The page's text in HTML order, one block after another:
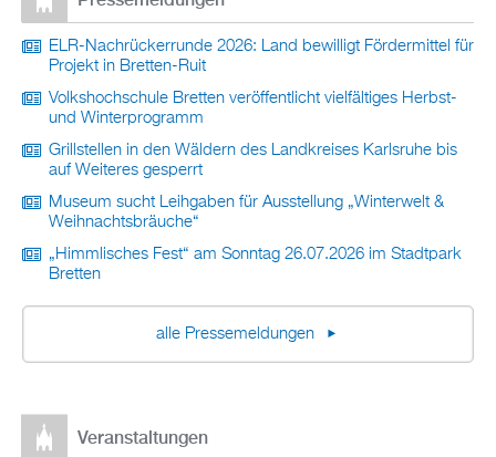
ELR-Nachrückerrunde 2026: Land bewilligt Fördermittel für
Projekt in Bretten-Ruit
Volkshochschule Bretten veröffentlicht vielfältiges Herbst-
und Winterprogramm
Grillstellen in den Wäldern des Landkreises Karlsruhe bis
auf Weiteres gesperrt
Museum sucht Leihgaben für Ausstellung „Winterwelt &
Weihnachtsbräuche“
„Himmlisches Fest“ am Sonntag 26.07.2026 im Stadtpark
Bretten
alle Pressemeldungen
Veranstaltungen